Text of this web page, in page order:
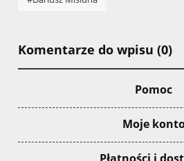
Komentarze do wpisu (0)
Pomoc
Moje